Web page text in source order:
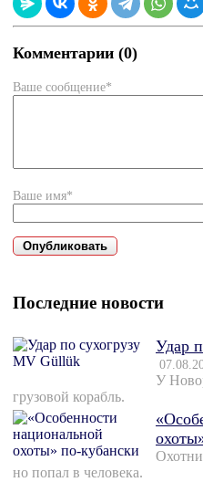
Комментарии (0)
Ваше сообщение*
Ваше имя*
Последние новости
Удар
У
грузовой корабль.
но попал в человека.